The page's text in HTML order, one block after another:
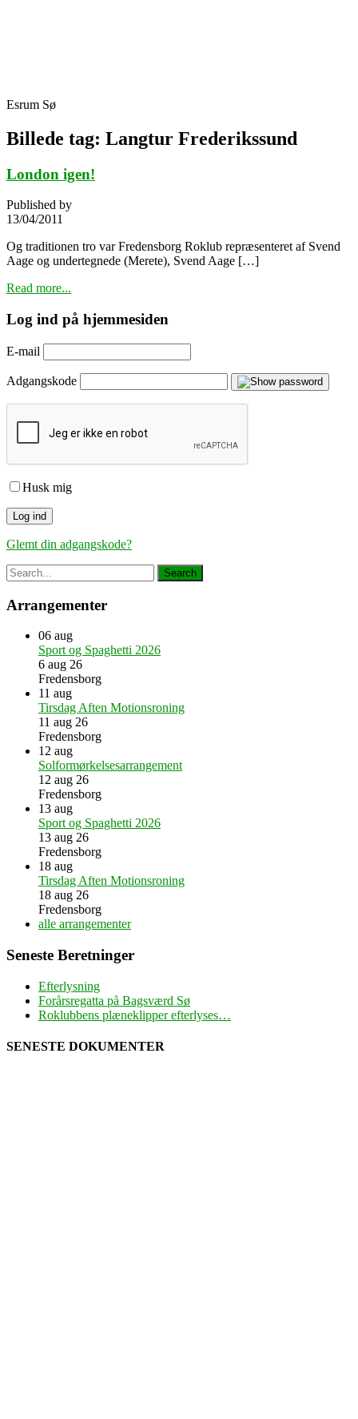
Esrum Sø
Billede tag: Langtur Frederikssund
London igen!
Published by
13/04/2011
Og traditionen tro var Fredensborg Roklub repræsenteret af Svend
Aage og undertegnede (Merete), Svend Aage […]
Read more...
Log ind på hjemmesiden
E-mail
Adgangskode
Husk mig
Glemt din adgangskode?
Arrangementer
06 aug
Sport og Spaghetti 2026
6 aug 26
Fredensborg
11 aug
Tirsdag Aften Motionsroning
11 aug 26
Fredensborg
12 aug
Solformørkelsesarrangement
12 aug 26
Fredensborg
13 aug
Sport og Spaghetti 2026
13 aug 26
Fredensborg
18 aug
Tirsdag Aften Motionsroning
18 aug 26
Fredensborg
alle arrangementer
Seneste Beretninger
Efterlysning
Forårsregatta på Bagsværd Sø
Roklubbens plæneklipper efterlyses…
SENESTE DOKUMENTER